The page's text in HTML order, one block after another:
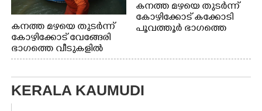
കനത്ത മഴയെ തുടർന്ന്
കോഴിക്കോട് വേങ്ങേരി
ഭാഗത്തെ വീടുകളിൽ
വെള്ളം
മാറ്റുന്ന സുരക്ഷാസേനാം
ഗങ്ങൾ
കനത്ത മഴയെ തുടർന്ന്
കോഴിക്കോട് കക്കോടി
പൂവത്തൂർ ഭാഗത്തെ
KERALA KAUMUDI